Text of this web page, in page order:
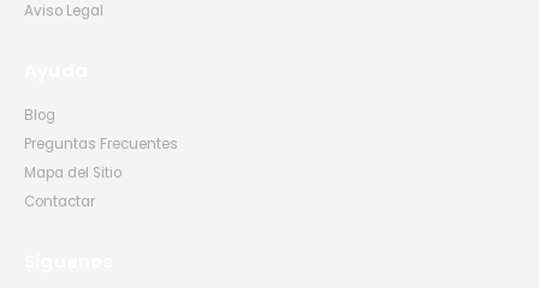
Aviso Legal
Blog
Preguntas Frecuentes
Mapa del Sitio
Contactar